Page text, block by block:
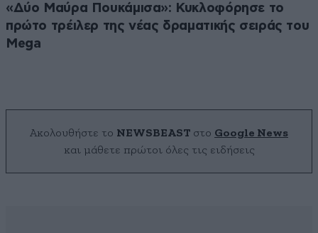
«Δύο Μαύρα Πουκάμισα»: Κυκλοφόρησε το
πρώτο τρέιλερ της νέας δραματικής σειράς του
Mega
Ακολουθήστε το NEWSBEAST στο Google News
και μάθετε πρώτοι όλες τις ειδήσεις